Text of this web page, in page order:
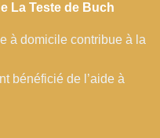
La Teste de Buch
à domicile contribue à la
bénéficié de l’aide à